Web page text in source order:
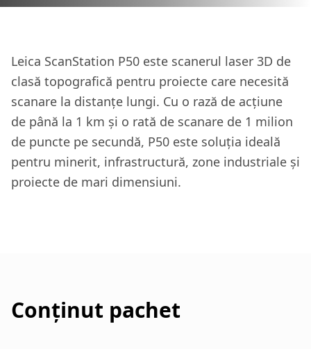
Leica ScanStation P50 este scanerul laser 3D de
clasă topografică pentru proiecte care necesită
scanare la distanțe lungi. Cu o rază de acțiune
de până la 1 km și o rată de scanare de 1 milion
de puncte pe secundă, P50 este soluția ideală
pentru minerit, infrastructură, zone industriale și
proiecte de mari dimensiuni.
Conținut pachet